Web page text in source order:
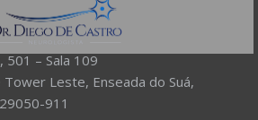
501 – Sala 109
Leste, Enseada do Suá,
911